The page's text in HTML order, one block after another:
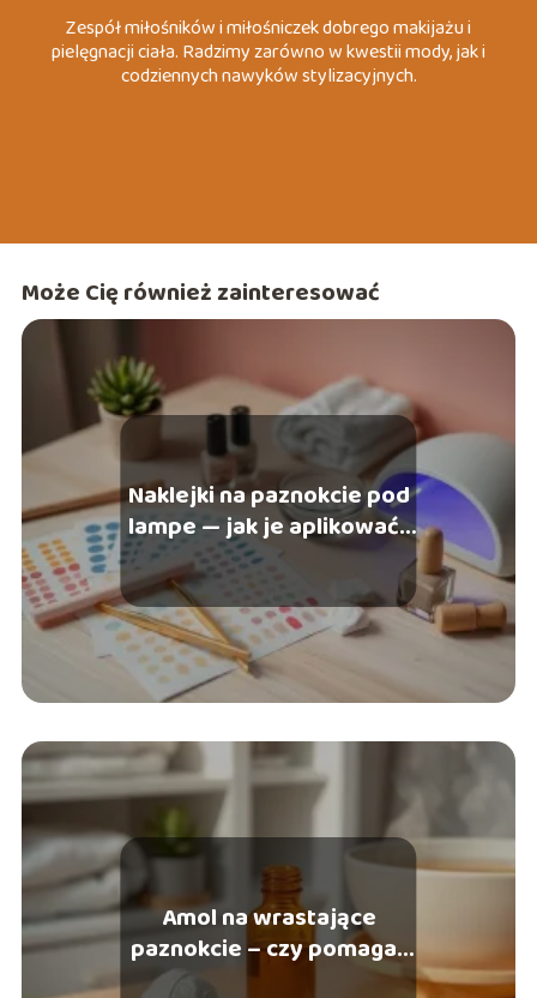
Zespół miłośników i miłośniczek dobrego makijażu i
pielęgnacji ciała. Radzimy zarówno w kwestii mody, jak i
codziennych nawyków stylizacyjnych.
Może Cię również zainteresować
Naklejki na paznokcie pod
lampe — jak je aplikować i
usunąć?
Amol na wrastające
paznokcie – czy pomaga i
jak stosować?